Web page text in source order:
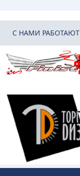
C НАМИ РАБОТАЮТ